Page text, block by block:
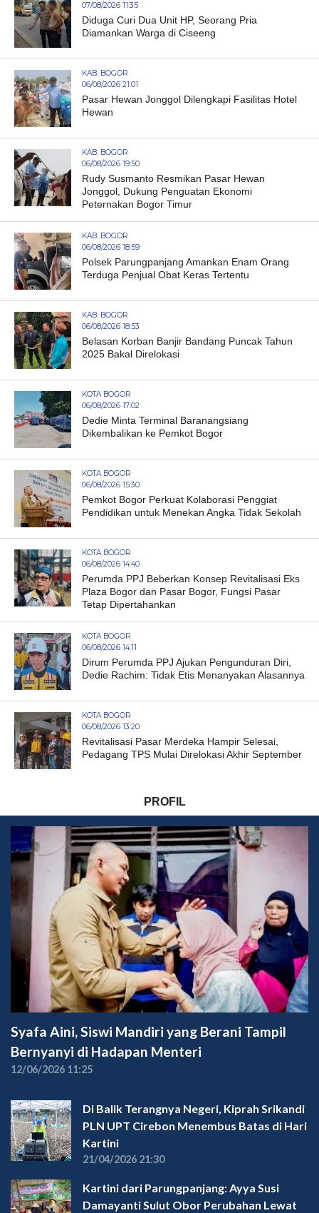
07/08/2026 11:35
Diduga Curi Dua Unit HP, Seorang Pria
Diamankan Warga di Ciseeng
KAB. BOGOR
06/08/2026 21:01
Pasar Hewan Jonggol Dilengkapi Fasilitas Hotel
Hewan
KAB. BOGOR
06/08/2026 19:50
Rudy Susmanto Resmikan Pasar Hewan
Jonggol, Dukung Penguatan Ekonomi
Peternakan Bogor Timur
KAB. BOGOR
06/08/2026 18:59
Polsek Parungpanjang Amankan Enam Orang
Terduga Penjual Obat Keras Tertentu
KAB. BOGOR
06/08/2026 18:53
Belasan Korban Banjir Bandang Puncak Tahun
2025 Bakal Direlokasi
KOTA BOGOR
06/08/2026 17:02
Dedie Minta Terminal Baranangsiang
Dikembalikan ke Pemkot Bogor
KOTA BOGOR
06/08/2026 15:30
Pemkot Bogor Perkuat Kolaborasi Penggiat
Pendidikan untuk Menekan Angka Tidak Sekolah
KOTA BOGOR
06/08/2026 14:40
Perumda PPJ Beberkan Konsep Revitalisasi Eks
Plaza Bogor dan Pasar Bogor, Fungsi Pasar
Tetap Dipertahankan
KOTA BOGOR
06/08/2026 14:11
Dirum Perumda PPJ Ajukan Pengunduran Diri,
Dedie Rachim: Tidak Etis Menanyakan Alasannya
KOTA BOGOR
06/08/2026 13:20
Revitalisasi Pasar Merdeka Hampir Selesai,
Pedagang TPS Mulai Direlokasi Akhir September
PROFIL
Syafa Aini, Siswi Mandiri yang Berani Tampil
Bernyanyi di Hadapan Menteri
12/06/2026 11:25
Di Balik Terangnya Negeri, Kiprah Srikandi
PLN UPT Cirebon Menembus Batas di Hari
Kartini
21/04/2026 21:30
Kartini dari Parungpanjang: Ayya Susi
Damayanti Sulut Obor Perubahan Lewat